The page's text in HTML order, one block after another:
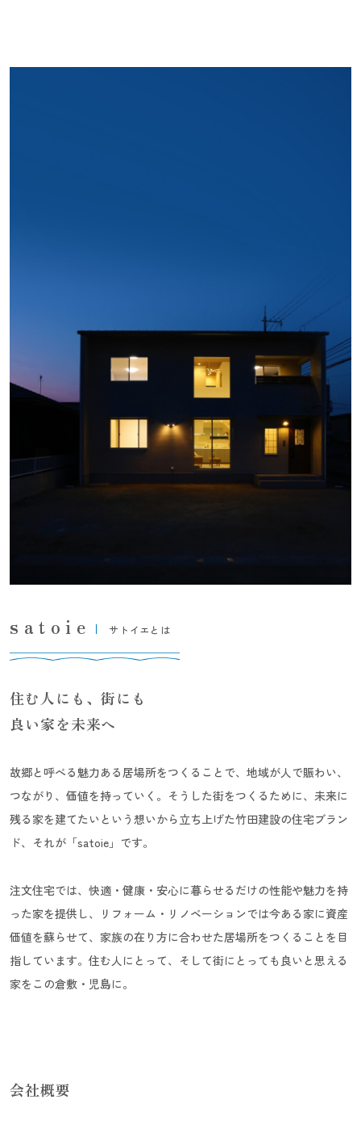
satoie サトイエとは
住む人にも、街にも
良い家を未来へ
故郷と呼べる魅力ある居場所をつくることで、地域が人で賑わい、
つながり、価値を持っていく。そうした街をつくるために、未来に
残る家を建てたいという想いから立ち上げた竹田建設の住宅ブラン
ド、それが「satoie」です。
注文住宅では、快適・健康・安心に暮らせるだけの性能や魅力を持
った家を提供し、リフォーム・リノベーションでは今ある家に資産
価値を蘇らせて、家族の在り方に合わせた居場所をつくることを目
指しています。住む人にとって、そして街にとっても良いと思える
家をこの倉敷・児島に。
会社概要